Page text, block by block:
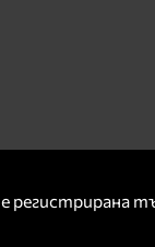
е регистрирана